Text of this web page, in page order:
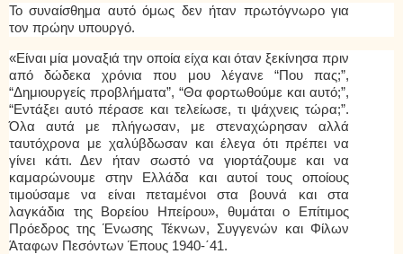
Το συναίσθημα αυτό όμως δεν ήταν πρωτόγνωρο για
τον πρώην υπουργό.
«Είναι μία μοναξιά την οποία είχα και όταν ξεκίνησα πριν
από δώδεκα χρόνια που μου λέγανε “Που πας;”,
“Δημιουργείς προβλήματα”, “Θα φορτωθούμε και αυτό;”,
“Εντάξει αυτό πέρασε και τελείωσε, τι ψάχνεις τώρα;”.
Όλα αυτά με πλήγωσαν, με στεναχώρησαν αλλά
ταυτόχρονα με χαλύβδωσαν και έλεγα ότι πρέπει να
γίνει κάτι. Δεν ήταν σωστό να γιορτάζουμε και να
καμαρώνουμε στην Ελλάδα και αυτοί τους οποίους
τιμούσαμε να είναι πεταμένοι στα βουνά και στα
λαγκάδια της Βορείου Ηπείρου», θυμάται ο Επίτιμος
Πρόεδρος της Ένωσης Τέκνων, Συγγενών και Φίλων
Άταφων Πεσόντων Έπους 1940-΄41.